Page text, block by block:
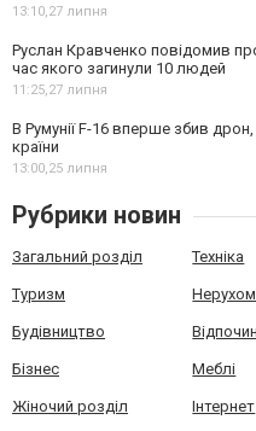
13:10, 27 липня
Руслан Кравченко повідомив
час якого загинули 10 людей
11:25, 27 липня
В Румунії F-16 вперше збив
країни
13:00, 25 липня
Рубрики новин
Загальний розділ Техніка
Туризм
Будівництво
Бізнес Меблі
Жіночий розділ Інтернет